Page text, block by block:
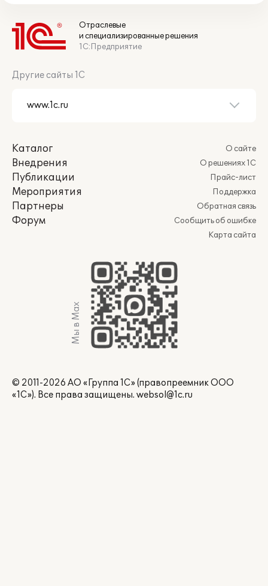
Отраслевые
и специализированные решения
1С:Предприятие
Другие сайты 1С
Каталог
Внедрения
Публикации
Мероприятия
Партнеры
Форум
О сайте
О решениях 1С
Прайс-лист
Поддержка
Обратная связь
Сообщить об ошибке
Карта сайта
Мы в Max
© 2011-2026 АО «Группа 1С» (правопреемник ООО
«1С»). Все права защищены. websol@1c.ru